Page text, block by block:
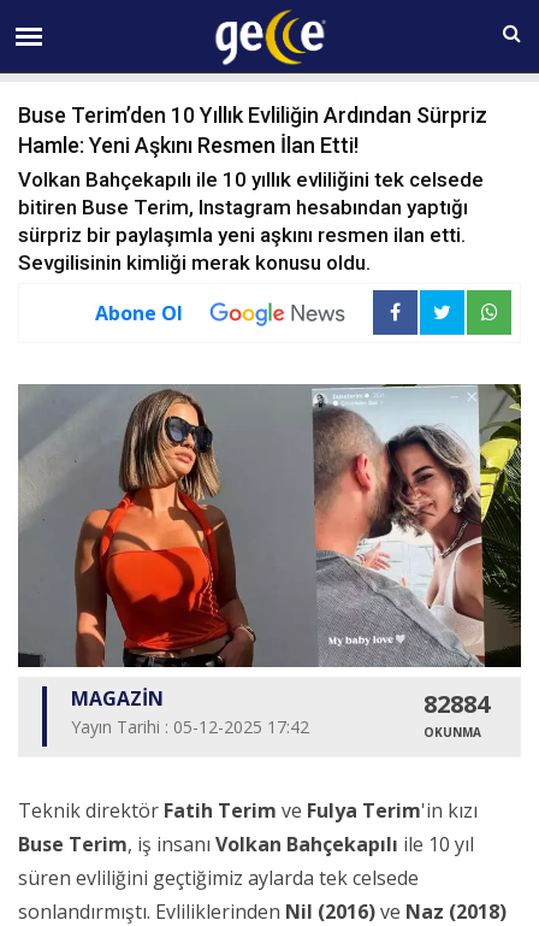
08 AĞUSTOS Cumartesi 06:58
Buse Terim’den 10 Yıllık Evliliğin Ardından Sürpriz
Hamle: Yeni Aşkını Resmen İlan Etti!
Volkan Bahçekapılı ile 10 yıllık evliliğini tek celsede
bitiren Buse Terim, Instagram hesabından yaptığı
sürpriz bir paylaşımla yeni aşkını resmen ilan etti.
Sevgilisinin kimliği merak konusu oldu.
Abone Ol
MAGAZİN
Yayın Tarihi : 05-12-2025 17:42
82884
OKUNMA
Teknik direktör Fatih Terim ve Fulya Terim'in kızı
Buse Terim, iş insanı Volkan Bahçekapılı ile 10 yıl
süren evliliğini geçtiğimiz aylarda tek celsede
sonlandırmıştı. Evliliklerinden Nil (2016)ve Naz (2018)